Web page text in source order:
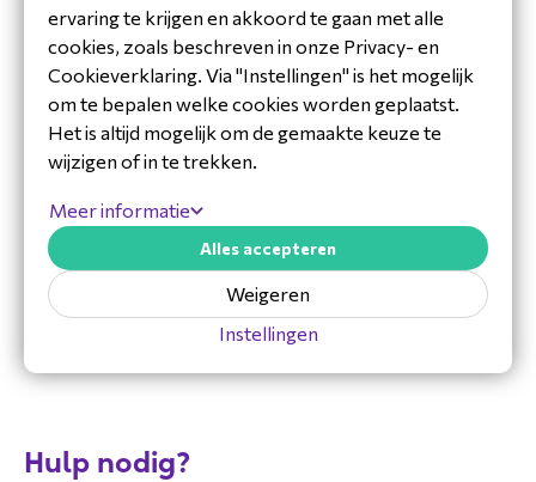
Specificaties Cisco CP-HS-W-532-
USBC
Quick Disconnect: gemakkelijk om de kabel
aan te sluiten en los te koppelen van de
aansluiting. De wired dual headset van Cisco
adapter. Optioneel kunnen andere
aansluitingen (RJ9, USBC en een Y-kabel)
worden toegevoegd.
Gewicht: 104 gram
Draadlengte: 2.3 meter
Speaker grootte: 30mm
langdurig comfort
Techniek
Headsets
Hulp nodig?
ervaring te krijgen en akkoord te gaan met alle
cookies, zoals beschreven in onze Privacy- en
Cookieverklaring. Via "Instellingen" is het mogelijk
om te bepalen welke cookies worden geplaatst.
Het is altijd mogelijk om de gemaakte keuze te
wijzigen of in te trekken.
Meer informatie
Instellingen
Weigeren
Alles accepteren